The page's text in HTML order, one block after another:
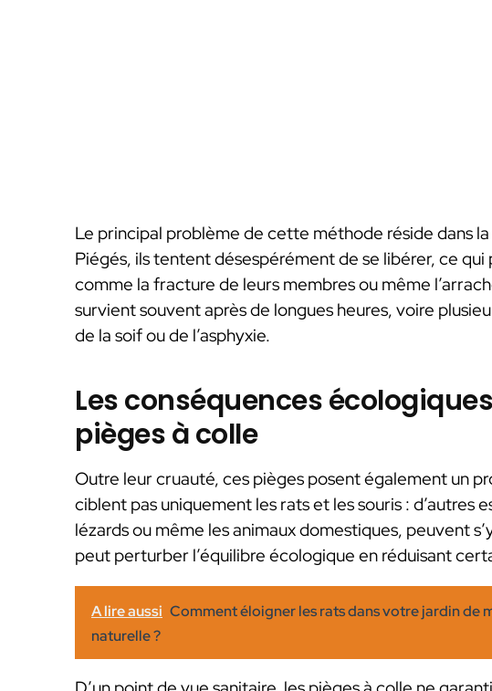
Le principal problème de cette méthode réside dans
Piégés, ils tentent désespérément de se libérer, ce
comme la fracture de leurs membres ou même
survient souvent après de longues heures, voire
de la soif ou de l’asphyxie.
Les conséquences
pièges à colle
Outre leur cruauté, ces pièges posent également un
ciblent pas uniquement les rats et les souris : d’autres
lézards ou même les animaux domestiques, peuvent
peut perturber l’équilibre écologique en réduisant
A lire aussi Comment éloigner les rats dans votre jardin de
naturelle ?